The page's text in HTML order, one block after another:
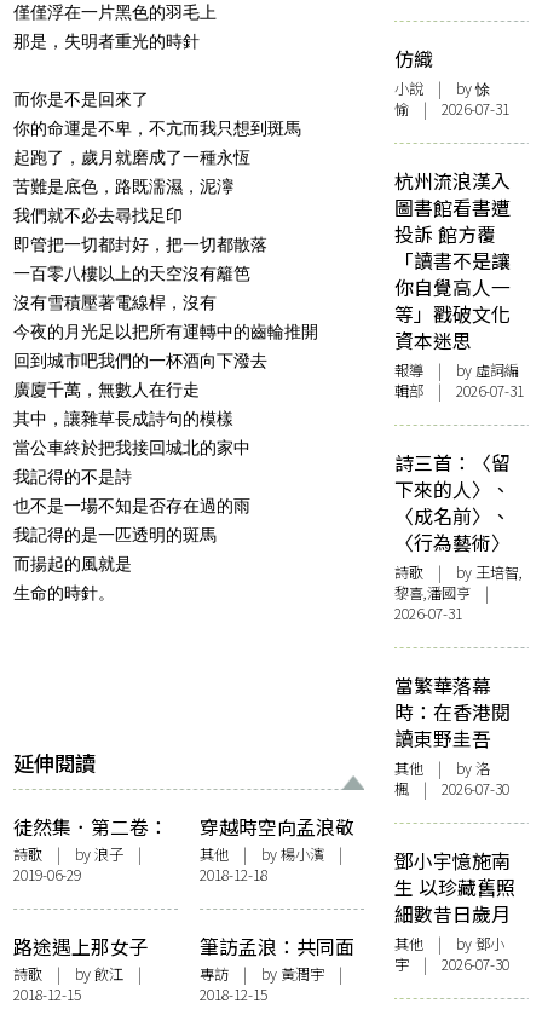
僅僅浮在一片黑色的羽毛上
那是，失明者重光的時針
而你是不是回來了
你的命運是不卑，不亢而我只想到斑馬
起跑了，歲月就磨成了一種永恆
苦難是底色，路既濡濕，泥濘
我們就不必去尋找足印
即管把一切都封好，把一切都散落
一百零八樓以上的天空沒有籬笆
沒有雪積壓著電線桿，沒有
今夜的月光足以把所有運轉中的齒輪推開
回到城市吧我們的一杯酒向下潑去
廣廈千萬，無數人在行走
其中，讓雜草長成詩句的模樣
當公車終於把我接回城北的家中
我記得的不是詩
也不是一場不知是否存在過的雨
我記得的是一匹透明的斑馬
而揚起的風就是
生命的時針。
延伸閱讀
徒然集．第二卷：
置身冰河年代如此
漫長的荒廢
詩歌 | by 浪子 |
2019-06-29
穿越時空向孟浪敬
禮
其他| by 楊小濱 |
2018-12-18
路途遇上那女子
——懷許曉暉
詩歌 | by飲江 |
2018-12-15
筆訪孟浪：共同面
對我們無法避讓的
命運
專訪| by 黃潤宇|
2018-12-15
仿織
小說 | by 悇
愉 | 2026-07-31
杭州流浪漢入
圖書館看書遭
投訴 館方覆
「讀書不是讓
你自覺高人一
等」戳破文化
資本迷思
報導 | by 虛詞編
輯部 | 2026-07-31
詩三首：〈留
下來的人〉、
〈成名前〉、
〈行為藝術〉
詩歌 | by 王培智,
黎喜,潘國亨 |
2026-07-31
當繁華落幕
時：在香港閱
讀東野圭吾
其他 | by洛
楓 | 2026-07-30
鄧小宇憶施南
生 以珍藏舊照
細數昔日歲月
其他 | by 鄧小
宇 | 2026-07-30